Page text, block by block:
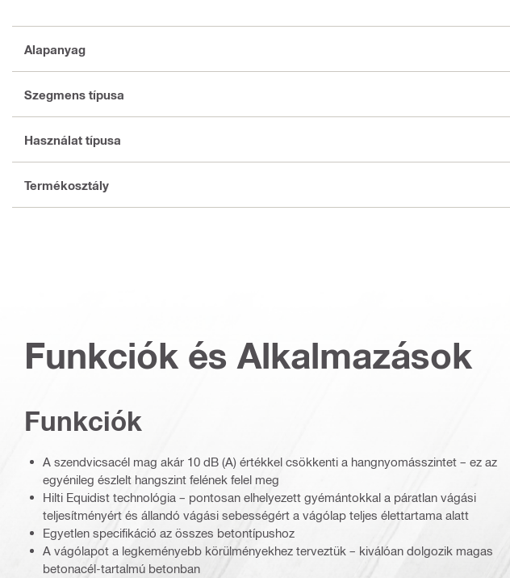
Alapanyag
Szegmens típusa
Használat típusa
Termékosztály
Funkciók és Alkalmazások
Funkciók
A szendvicsacél mag akár 10 dB (A) értékkel csökkenti a hangnyomásszintet – ez az
egyénileg észlelt hangszint felének felel meg
Hilti Equidist technológia – pontosan elhelyezett gyémántokkal a páratlan vágási
teljesítményért és állandó vágási sebességért a vágólap teljes élettartama alatt
Egyetlen specifikáció az összes betontípushoz
A vágólapot a legkeményebb körülményekhez terveztük – kiválóan dolgozik magas
betonacél-tartalmú betonban